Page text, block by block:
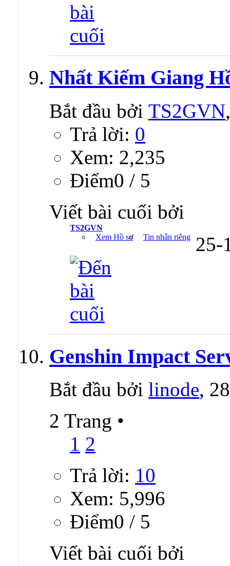
Nhất Kiếm Giang
Bắt đầu bởi TS2GVN
Trả lời: 0
Xem: 2,235
Ðiểm0 / 5
Viết bài cuối bởi
TS2GVN
Xem Hồ sơ
Tin nhắn riêng 25-
Genshin Impact
Bắt đầu bởi linode,
2 Trang •
1 2
Trả lời: 10
Xem: 5,996
Ðiểm0 / 5
Viết bài cuối bởi